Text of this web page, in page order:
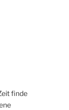
finde